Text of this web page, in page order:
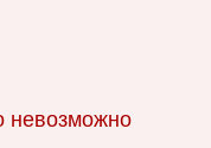
невозможно